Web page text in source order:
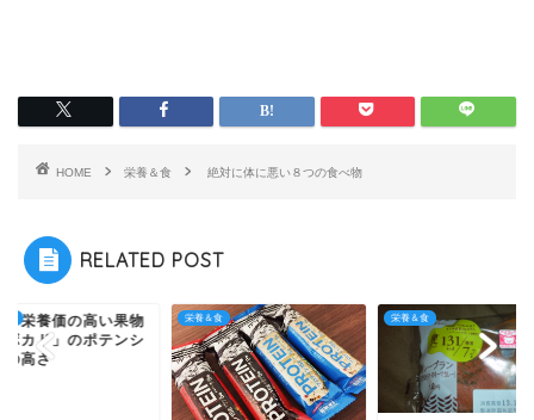
HOME 栄養＆食 絶対に体に悪い８つの食べ物
RELATED POST
一栄養価の高い果物
ボカド」のポテンシ
の高さ
栄養＆食 栄養＆食